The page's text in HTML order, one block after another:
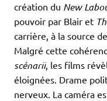
création du New
pouvoir par Blair et
carrière, à la source
Malgré cette
scénarii, les films
éloignées. Drame
nerveux. La caméra